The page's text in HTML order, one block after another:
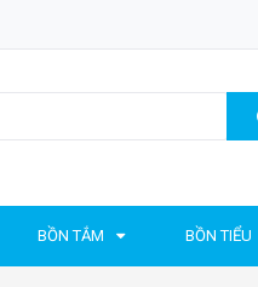
BỒN TẮM BỒN TIỂU